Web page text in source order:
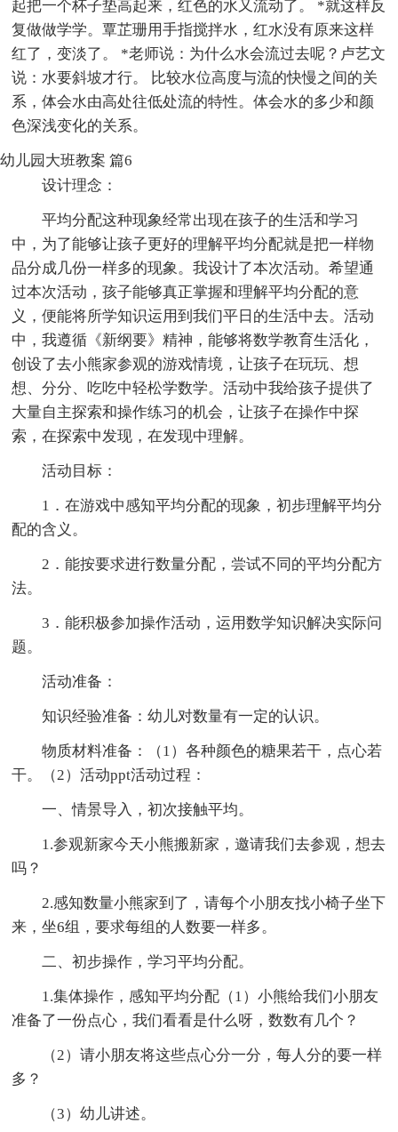
起把一个杯子垫高起来，红色的水又流动了。 *就这样反
复做做学学。覃芷珊用手指搅拌水，红水没有原来这样
红了，变淡了。 *老师说：为什么水会流过去呢？卢艺文
说：水要斜坡才行。 比较水位高度与流的快慢之间的关
系，体会水由高处往低处流的特性。体会水的多少和颜
色深浅变化的关系。
幼儿园大班教案 篇6
设计理念：
平均分配这种现象经常出现在孩子的生活和学习
中，为了能够让孩子更好的理解平均分配就是把一样物
品分成几份一样多的现象。我设计了本次活动。希望通
过本次活动，孩子能够真正掌握和理解平均分配的意
义，便能将所学知识运用到我们平日的生活中去。活动
中，我遵循《新纲要》精神，能够将数学教育生活化，
创设了去小熊家参观的游戏情境，让孩子在玩玩、想
想、分分、吃吃中轻松学数学。活动中我给孩子提供了
大量自主探索和操作练习的机会，让孩子在操作中探
索，在探索中发现，在发现中理解。
活动目标：
1．在游戏中感知平均分配的现象，初步理解平均分
配的含义。
2．能按要求进行数量分配，尝试不同的平均分配方
法。
3．能积极参加操作活动，运用数学知识解决实际问
题。
活动准备：
知识经验准备：幼儿对数量有一定的认识。
物质材料准备：（1）各种颜色的糖果若干，点心若
干。（2）活动ppt活动过程：
一、情景导入，初次接触平均。
1.参观新家今天小熊搬新家，邀请我们去参观，想去
吗？
2.感知数量小熊家到了，请每个小朋友找小椅子坐下
来，坐6组，要求每组的人数要一样多。
二、初步操作，学习平均分配。
1.集体操作，感知平均分配（1）小熊给我们小朋友
准备了一份点心，我们看看是什么呀，数数有几个？
（2）请小朋友将这些点心分一分，每人分的要一样
多？
（3）幼儿讲述。